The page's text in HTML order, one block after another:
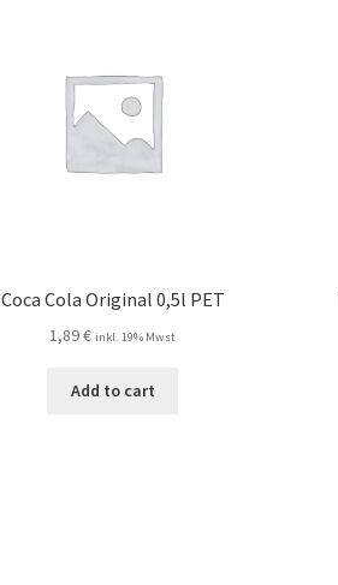
Coca Cola Original 0,5l PET
1,89€ inkl. 19% Mwst
Add to cart